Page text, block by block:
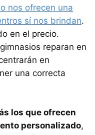
nos ofrecen una
sí nos brindan.
en el precio.
reparan en
en
una correcta
los que ofrecen
personalizado,